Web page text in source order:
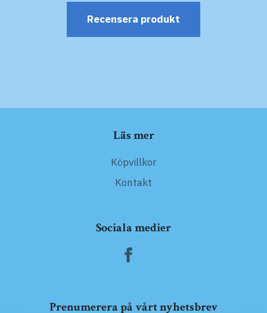
Recensera produkt
Läs mer
Köpvillkor
Kontakt
Sociala medier
Prenumerera på vårt nyhetsbrev